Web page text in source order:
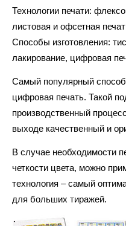
Технологии печати:
листовая и офсетная
Способы изготовления:
лакирование, цифровая
Самый популярный способ
цифровая печать. Такой
производственный
выходе качественный и
В случае необходимости
четкости цвета, можно
технология – самый
для больших тиражей.